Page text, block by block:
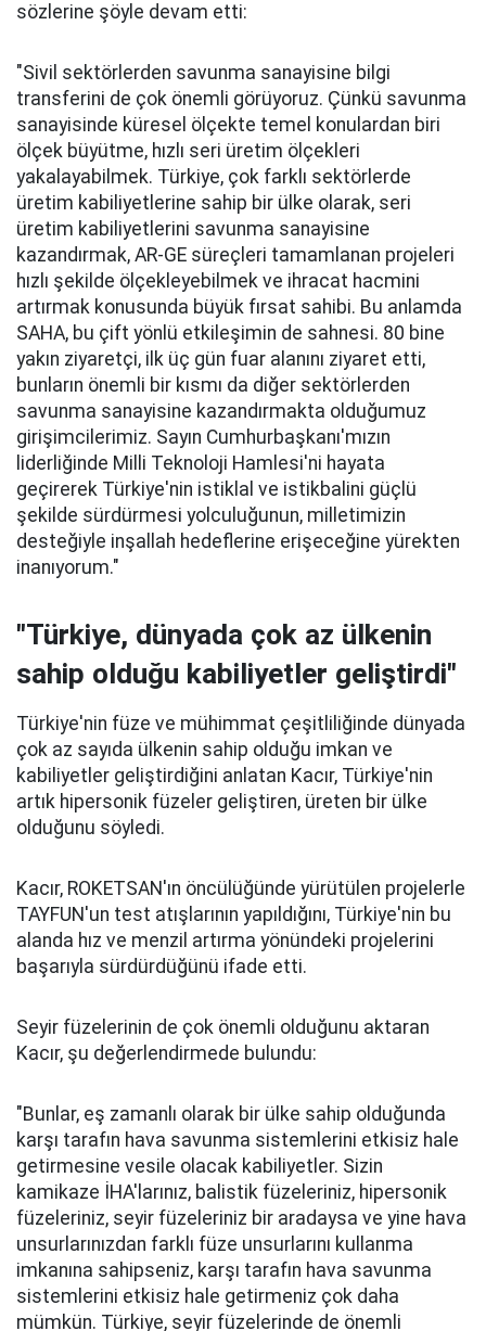
sözlerine şöyle devam etti:
"Sivil sektörlerden savunma sanayisine bilgi
transferini de çok önemli görüyoruz. Çünkü savunma
sanayisinde küresel ölçekte temel konulardan biri
ölçek büyütme, hızlı seri üretim ölçekleri
yakalayabilmek. Türkiye, çok farklı sektörlerde
üretim kabiliyetlerine sahip bir ülke olarak, seri
üretim kabiliyetlerini savunma sanayisine
kazandırmak, AR-GE süreçleri tamamlanan projeleri
hızlı şekilde ölçekleyebilmek ve ihracat hacmini
artırmak konusunda büyük fırsat sahibi. Bu anlamda
SAHA, bu çift yönlü etkileşimin de sahnesi. 80 bine
yakın ziyaretçi, ilk üç gün fuar alanını ziyaret etti,
bunların önemli bir kısmı da diğer sektörlerden
savunma sanayisine kazandırmakta olduğumuz
girişimcilerimiz. Sayın Cumhurbaşkanı'mızın
liderliğinde Milli Teknoloji Hamlesi'ni hayata
geçirerek Türkiye'nin istiklal ve istikbalini güçlü
şekilde sürdürmesi yolculuğunun, milletimizin
desteğiyle inşallah hedeflerine erişeceğine yürekten
inanıyorum."
"Türkiye, dünyada çok az ülkenin
sahip olduğu kabiliyetler geliştirdi"
Türkiye'nin füze ve mühimmat çeşitliliğinde dünyada
çok az sayıda ülkenin sahip olduğu imkan ve
kabiliyetler geliştirdiğini anlatan Kacır, Türkiye'nin
artık hipersonik füzeler geliştiren, üreten bir ülke
olduğunu söyledi.
Kacır, ROKETSAN'ın öncülüğünde yürütülen projelerle
TAYFUN'un test atışlarının yapıldığını, Türkiye'nin bu
alanda hız ve menzil artırma yönündeki projelerini
başarıyla sürdürdüğünü ifade etti.
Seyir füzelerinin de çok önemli olduğunu aktaran
Kacır, şu değerlendirmede bulundu:
"Bunlar, eş zamanlı olarak bir ülke sahip olduğunda
karşı tarafın hava savunma sistemlerini etkisiz hale
getirmesine vesile olacak kabiliyetler. Sizin
kamikaze İHA'larınız, balistik füzeleriniz, hipersonik
füzeleriniz, seyir füzeleriniz bir aradaysa ve yine hava
unsurlarınızdan farklı füze unsurlarını kullanma
imkanına sahipseniz, karşı tarafın hava savunma
sistemlerini etkisiz hale getirmeniz çok daha
mümkün. Türkiye, seyir füzelerinde de önemli